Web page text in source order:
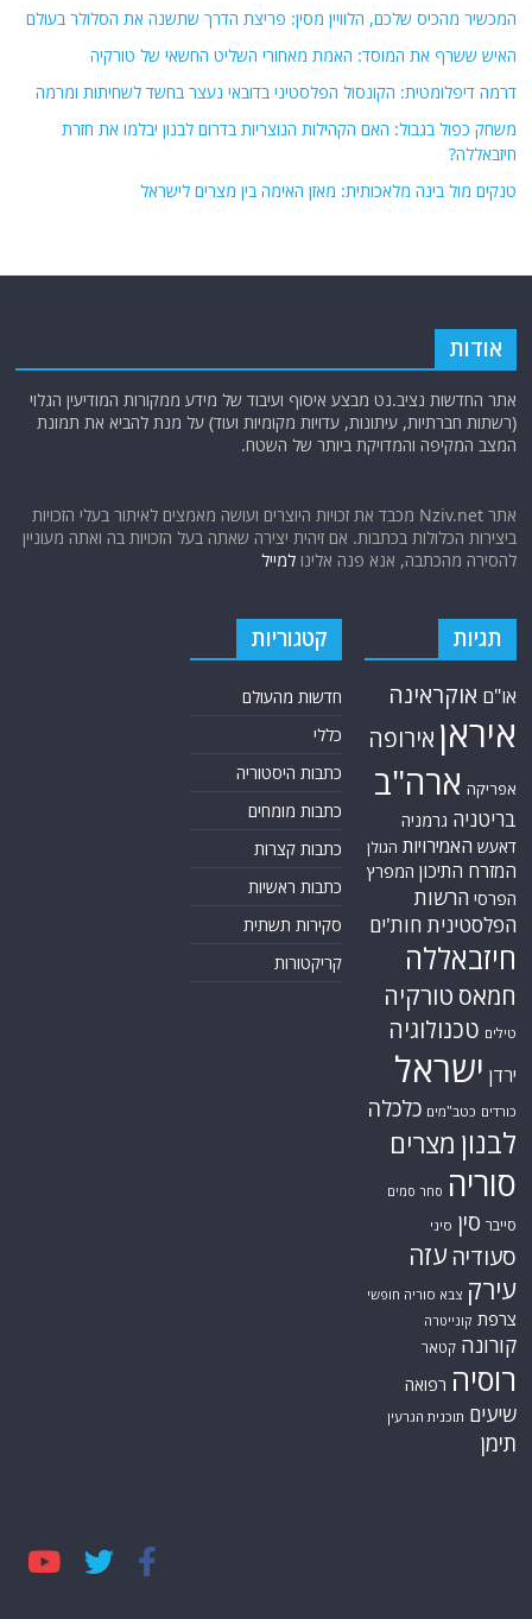
המכשיר מהכיס שלכם, הלוויין מסין: פריצת הדרך שתשנה את הסלולר בעולם
האיש ששרף את המוסד: האמת מאחורי השליט החשאי של טורקיה
דרמה דיפלומטית: הקונסול הפלסטיני בדובאי נעצר בחשד לשחיתות ומרמה
משחק כפול בגבול: האם הקהילות הנוצריות בדרום לבנון יבלמו את חזרת
חיזבאללה?
טנקים מול בינה מלאכותית: מאזן האימה בין מצרים לישראל
אודות
אתר החדשות נציב.נט מבצע איסוף ועיבוד של מידע ממקורות המודיעין הגלוי
(רשתות חברתיות, עיתונות, עדויות מקומיות ועוד) על מנת להביא את תמונת
המצב המקיפה והמדויקת ביותר של השטח.
אתר Nziv.net מכבד את זכויות היוצרים ועושה מאמצים לאיתור בעלי הזכויות
ביצירות הכלולות בכתבות. אם זיהית יצירה שאתה בעל הזכויות בה ואתה מעוניין
להסירה מהכתבה, אנא פנה אלינולמייל
תגיות
או"ם אוקראינה
איראן אירופה
אפריקה ארה"ב
בריטניה גרמניה
דאעש האמירויות הגולן
המזרח התיכון המפרץ
הפרסי הרשות
הפלסטינית חות'ים
חיזבאללה
חמאס טורקיה
טילים טכנולוגיה
ירדן ישראל
כורדים כטב"מים כלכלה
לבנון מצרים
סוריה סחר סמים
סייבר סין סיני
סעודיה עזה
עירק צבא סוריה חופשי
צרפת קונייטרה
קורונה קטאר
רוסיה רפואה
שיעים תוכנית הגרעין
תימן
קטגוריות
חדשות מהעולם
כללי
כתבות היסטוריה
כתבות מומחים
כתבות קצרות
כתבות ראשיות
סקירות תשתית
קריקטורות